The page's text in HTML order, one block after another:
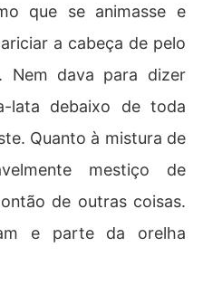
que se animasse e
a cabeça de pelo
Nem dava para dizer
debaixo de toda
Quanto à mistura de
mestiço de
de outras coisas.
e parte da orelha